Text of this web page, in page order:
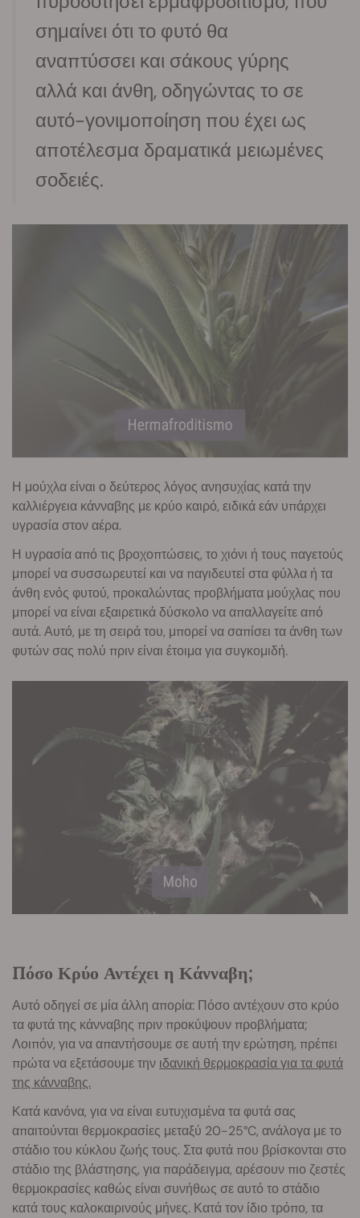
σημαίνει ότι το φυτό θα
αναπτύσσει και σάκους γύρης
αλλά και άνθη, οδηγώντας το σε
αυτό-γονιμοποίηση που έχει ως
αποτέλεσμα δραματικά μειωμένες
σοδειές.
Η μούχλα είναι ο δεύτερος λόγος ανησυχίας κατά την
καλλιέργεια κάνναβης με κρύο καιρό, ειδικά εάν υπάρχει
υγρασία στον αέρα.
Η υγρασία από τις βροχοπτώσεις, το χιόνι ή τους παγετούς
μπορεί να συσσωρευτεί και να παγιδευτεί στα φύλλα ή τα
άνθη ενός φυτού, προκαλώντας προβλήματα μούχλας που
μπορεί να είναι εξαιρετικά δύσκολο να απαλλαγείτε από
αυτά. Αυτό, με τη σειρά του, μπορεί να σαπίσει τα άνθη των
φυτών σας πολύ πριν είναι έτοιμα για συγκομιδή.
Πόσο Κρύο Αντέχει η Κάνναβη;
Αυτό οδηγεί σε μία άλλη απορία: Πόσο αντέχουν στο κρύο
τα φυτά της κάνναβης πριν προκύψουν προβλήματα;
Λοιπόν, για να απαντήσουμε σε αυτή την ερώτηση, πρέπει
πρώτα να εξετάσουμε την ιδανική θερμοκρασία για τα φυτά
της κάνναβης.
Κατά κανόνα, για να είναι ευτυχισμένα τα φυτά σας
απαιτούνται θερμοκρασίες μεταξύ 20-25°C, ανάλογα με το
στάδιο του κύκλου ζωής τους. Στα φυτά που βρίσκονται στο
στάδιο της βλάστησης, για παράδειγμα, αρέσουν πιο ζεστές
θερμοκρασίες καθώς είναι συνήθως σε αυτό το στάδιο
κατά τους καλοκαιρινούς μήνες. Κατά τον ίδιο τρόπο, τα